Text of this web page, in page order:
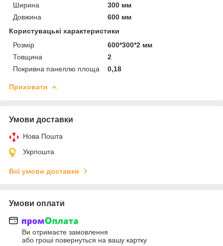
Ширина
300 мм
Довжина
600 мм
Користувацькі характеристики
Розмір
600*300*2 мм
Товщина
2
Покривна панеллю площа
0,18
Приховати
Умови доставки
Нова Пошта
Укрпошта
Всі умови доставки
Умови оплати
Ви отримаєте замовлення
або гроші повернуться на вашу картку